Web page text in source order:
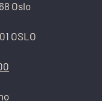
Oslo
OSLO